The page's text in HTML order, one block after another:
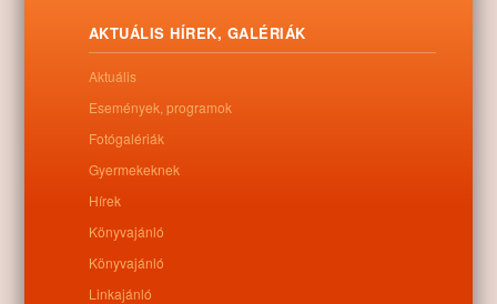
AKTUÁLIS HÍREK, GALÉRIÁK
Aktuális
Események, programok
Fotógalériák
Gyermekeknek
Hírek
Könyvajánló
Könyvajánló
Linkajánló